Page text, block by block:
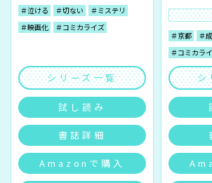
＃泣ける ＃切ない
＃ミステリ
＃映画化
＃コミカライズ
シリーズ一覧
試し読み
書誌詳細
Amazonで購入
＃京都 ＃
＃コミカラ
シ